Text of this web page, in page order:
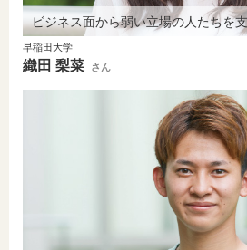
ビジネス面から弱い立場の人たちを支
早稲田大学
織田 梨菜 さん